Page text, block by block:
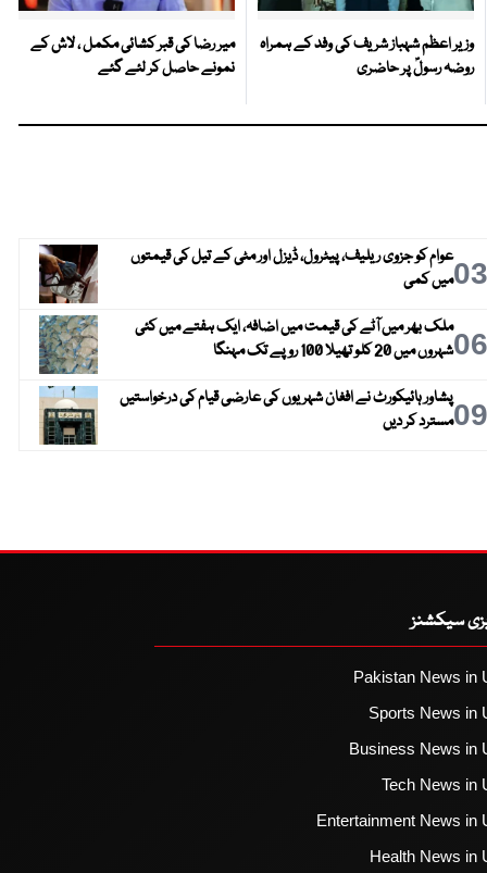
وزیر اعظم شہباز شریف کی وفد کے ہمراہ
روضہ رسولؐ پر حاضری
میر رضا کی قبر کشائی مکمل ، لاش کے
نمونے حاصل کر لئے گئے
03عوام کو جزوی ریلیف، پیٹرول، ڈیزل اور مٹی کے تیل کی قیمتوں
میں کمی
06ملک بھر میں آٹے کی قیمت میں اضافہ، ایک ہفتے میں کئی
شہروں میں 20 کلو تھیلا 100 روپے تک مہنگا
09پشاور ہائیکورٹ نے افغان شہریوں کی عارضی قیام کی درخواستیں
مسترد کر دیں
سیکشنز
Pakistan News in
Sports News in
Business News in
Tech News in
Entertainment News in
Health News in